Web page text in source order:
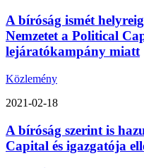
A bíróság ismét
Nemzetet a Political
lejáratókampány miatt
Közlemény
2021-02-18
A bíróság szerint is
Capital és igazgatója